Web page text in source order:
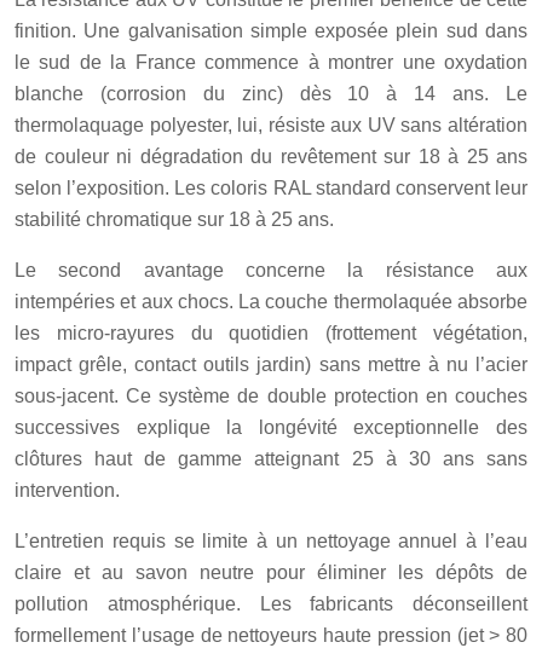
finition. Une galvanisation simple exposée plein sud dans
le sud de la France commence à montrer une oxydation
blanche (corrosion du zinc) dès 10 à 14 ans. Le
thermolaquage polyester, lui, résiste aux UV sans altération
de couleur ni dégradation du revêtement sur 18 à 25 ans
selon l’exposition. Les coloris RAL standard conservent leur
stabilité chromatique sur 18 à 25 ans.
Le second avantage concerne la résistance aux
intempéries et aux chocs. La couche thermolaquée absorbe
les micro-rayures du quotidien (frottement végétation,
impact grêle, contact outils jardin) sans mettre à nu l’acier
sous-jacent. Ce système de double protection en couches
successives explique la longévité exceptionnelle des
clôtures haut de gamme atteignant 25 à 30 ans sans
intervention.
L’entretien requis se limite à un nettoyage annuel à l’eau
claire et au savon neutre pour éliminer les dépôts de
pollution atmosphérique. Les fabricants déconseillent
formellement l’usage de nettoyeurs haute pression (jet > 80